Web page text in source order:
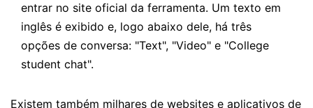
entrar no site oficial da ferramenta. Um texto em
inglês é exibido e, logo abaixo dele, há três
opções de conversa: "Text", "Video" e "College
student chat".
Existem também milhares de websites e aplicativos de